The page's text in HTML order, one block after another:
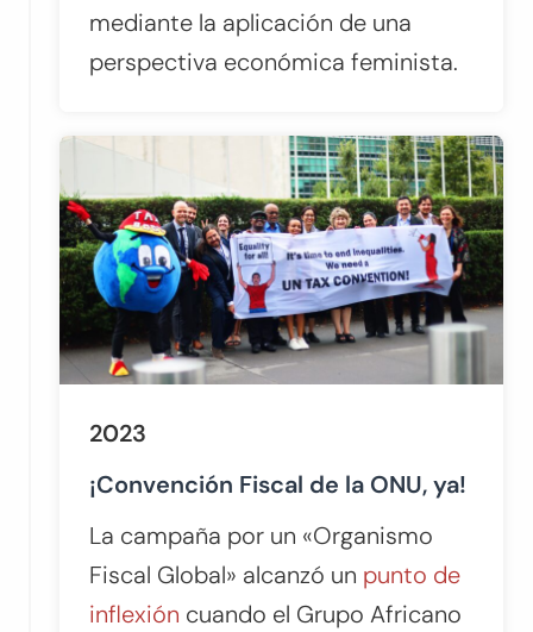
mediante la aplicación de una
perspectiva económica feminista.
2023
¡Convención Fiscal de la ONU, ya!
La campaña por un «Organismo
Fiscal Global» alcanzó un punto de
inflexión cuando el Grupo Africano